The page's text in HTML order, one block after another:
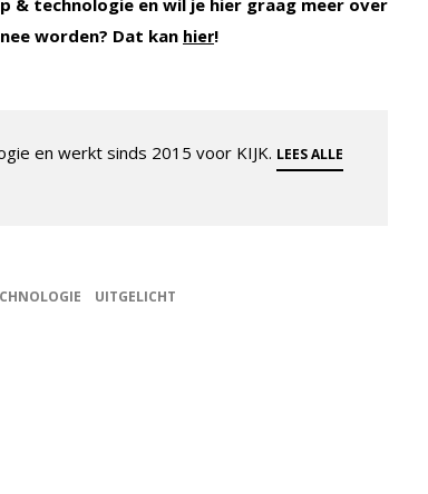
worden? Dat kan hier!
en werkt sinds 2015 voor KIJK. LEES ALLE
UITGELICHT